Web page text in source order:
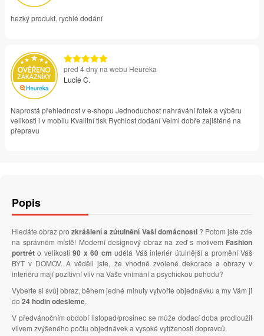
hezký produkt, rychlé dodání
před 4 dny na webu Heureka
Lucie C.
Naprostá přehlednost v e-shopu Jednoduchost nahrávání fotek a výběru
velikosti i v mobilu Kvalitní tisk Rychlost dodání Velmi dobře zajištěné na
přepravu
Popis
Hledáte obraz prozkrášlení a zútulnění Vaší domácnosti? Potom jste zde
na správném místě! Moderní designový obraz na zeď s motivem Fashion
portrét o velikosti90 x 60 cm udělá Váš interiér útulnější a promění Váš
BYT v DOMOV. A věděli jste, že vhodně zvolené dekorace a obrazy v
interiéru mají pozitivní vliv na Vaše vnímání a psychickou pohodu?
Vyberte si svůj obraz, během jedné minuty vytvořte objednávku a my Vám ji
do 24 hodin odešleme.
V předvánočním období listopad/prosinec se může dodací doba prodloužit
vlivem zvýšeného počtu objednávek a vysoké vytíženosti dopravců.